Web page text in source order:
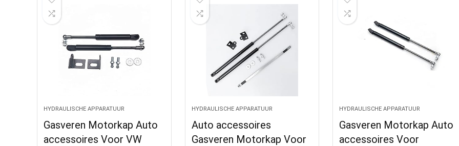
HYDRAULISCHE APPARATUUR
Gasveren Motorkap Auto
accessoires Voor VW
HYDRAULISCHE APPARATUUR
Auto accessoires
Gasveren Motorkap Voor
HYDRAULISCHE APPARATUUR
Gasveren Motorkap Auto
accessoires Voor